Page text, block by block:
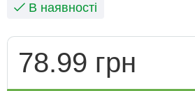
В наявності
78.99 грн